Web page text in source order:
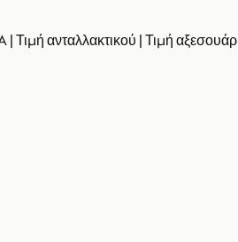
| Τιμή ανταλλακτικού | Τιμή αξεσουάρ